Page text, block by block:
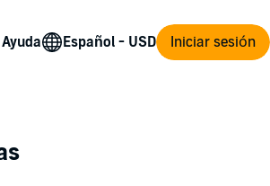
Ayuda Iniciar sesión